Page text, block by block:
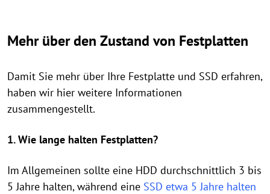
Mehr über den Zustand von Festplatten
Damit Sie mehr über Ihre Festplatte und SSD erfahren,
haben wir hier weitere Informationen
zusammengestellt.
1. Wie lange halten Festplatten?
Im Allgemeinen sollte eine HDD durchschnittlich 3 bis
5 Jahre halten, während eine SSD etwa 5 Jahre halten